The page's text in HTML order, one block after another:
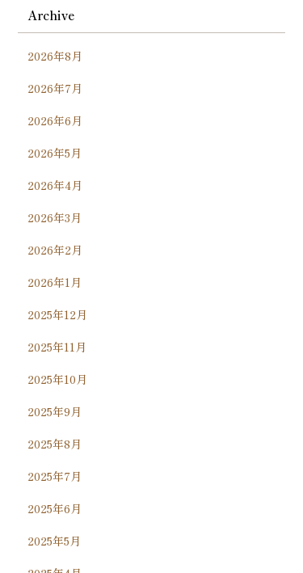
Archive
2026年8月
2026年7月
2026年6月
2026年5月
2026年4月
2026年3月
2026年2月
2026年1月
2025年12月
2025年11月
2025年10月
2025年9月
2025年8月
2025年7月
2025年6月
2025年5月